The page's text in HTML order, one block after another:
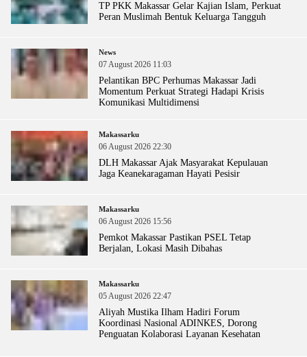
TP PKK Makassar Gelar Kajian Islam, Perkuat
Peran Muslimah Bentuk Keluarga Tangguh
News
07 August 2026 11:03
Pelantikan BPC Perhumas Makassar Jadi
Momentum Perkuat Strategi Hadapi Krisis
Komunikasi Multidimensi
Makassarku
06 August 2026 22:30
DLH Makassar Ajak Masyarakat Kepulauan
Jaga Keanekaragaman Hayati Pesisir
Makassarku
06 August 2026 15:56
Pemkot Makassar Pastikan PSEL Tetap
Berjalan, Lokasi Masih Dibahas
Makassarku
05 August 2026 22:47
Aliyah Mustika Ilham Hadiri Forum
Koordinasi Nasional ADINKES, Dorong
Penguatan Kolaborasi Layanan Kesehatan